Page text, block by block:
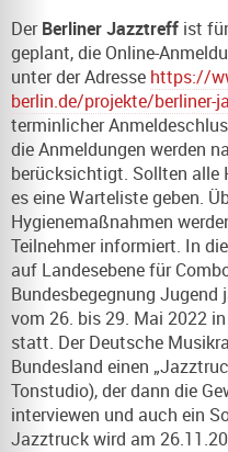
DerBerliner Jazztreff ist
geplant, die Online-
unter der Adresse https://
berlin.de/projekte/berliner-
terminlicher
die Anmeldungen werden
berücksichtigt. Sollten alle
es eine Warteliste geben.
Hygienemaßnahmen
Teilnehmer informiert. In
auf Landesebene für
Bundesbegegnung
vom 26. bis 29. Mai 2022
statt. Der Deutsche
Bundesland einen
Tonstudio), der dann die
interviewen und auch ein
Jazztruck wird am